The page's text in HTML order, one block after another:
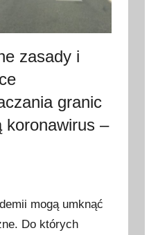
zasady i
granic
koronawirus –
mogą umknąć
Do których